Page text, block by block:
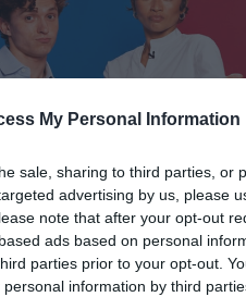
My Personal Information
sale, sharing to third parties, or
advertising by us, please
note that after your opt-out
ads based on personal
parties prior to your opt-out.
information by third
Holland, η
Batalon
τις άγνωστες
τους